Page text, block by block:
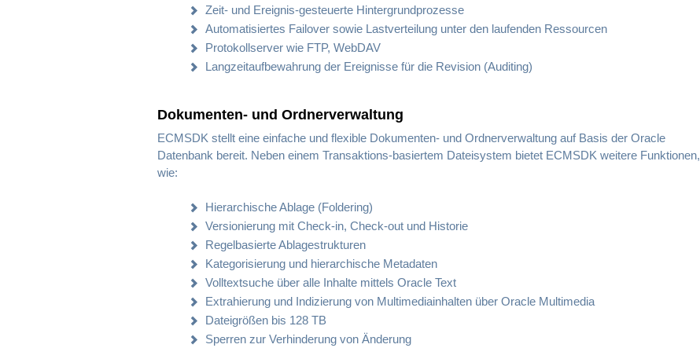
Zeit- und Ereignis-gesteuerte Hintergrundprozesse
Automatisiertes Failover sowie Lastverteilung unter den laufenden Ressourcen
Protokollserver wie FTP, WebDAV
Langzeitaufbewahrung der Ereignisse für die Revision (Auditing)
Dokumenten- und Ordnerverwaltung
ECMSDK stellt eine einfache und flexible Dokumenten- und Ordnerverwaltung auf Basis der Oracle
Datenbank bereit. Neben einem Transaktions-basiertem Dateisystem bietet ECMSDK weitere Funktionen,
wie:
Hierarchische Ablage (Foldering)
Versionierung mit Check-in, Check-out und Historie
Regelbasierte Ablagestrukturen
Kategorisierung und hierarchische Metadaten
Volltextsuche über alle Inhalte mittels Oracle Text
Extrahierung und Indizierung von Multimediainhalten über Oracle Multimedia
Dateigrößen bis 128 TB
Sperren zur Verhinderung von Änderung